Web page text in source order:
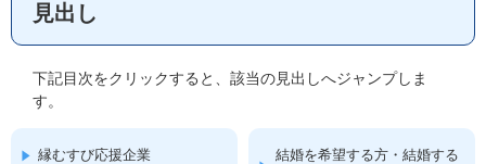
見出し
下記目次をクリックすると、該当の見出しへジャンプしま
す。
縁むすび応援企業
結婚を希望する方・結婚する